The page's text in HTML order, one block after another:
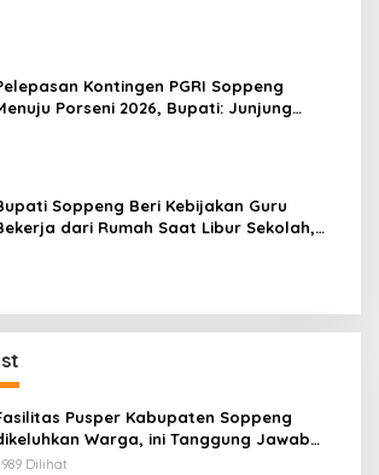
Kontingen PGRI Soppeng
Porseni 2026, Bupati: Junjung
Soppeng Beri Kebijakan Guru
dari Rumah Saat Libur Sekolah,
Pusper Kabupaten Soppeng
Warga, ini Tanggung Jawab
Dilihat